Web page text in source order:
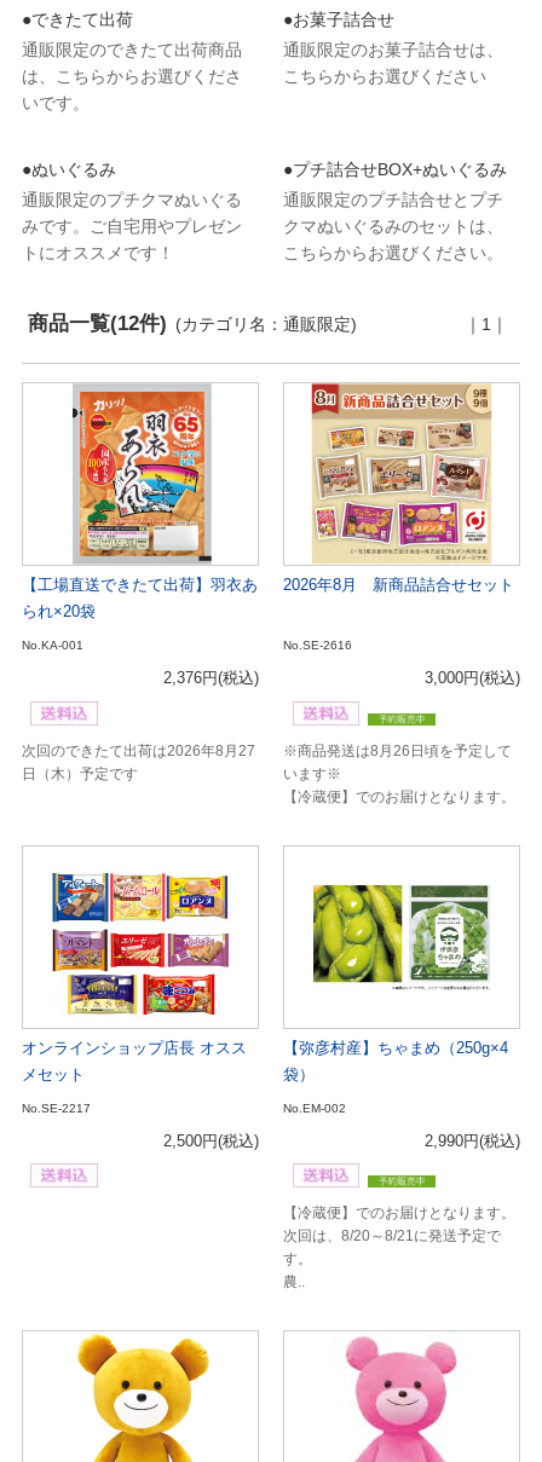
●できたて出荷
通販限定のできたて出荷商品
は、こちらからお選びくださ
いです。
●お菓子詰合せ
通販限定のお菓子詰合せは、
こちらからお選びください
●ぬいぐるみ
通販限定のプチクマぬいぐる
みです。ご自宅用やプレゼン
トにオススメです！
●プチ詰合せBOX+ぬいぐるみ
通販限定のプチ詰合せとプチ
クマぬいぐるみのセットは、
こちらからお選びください。
商品一覧(12件) ｜1｜
(カテゴリ名：通販限定)
【工場直送できたて出荷】羽衣あ
られ×20袋
No.KA-001
2,376円(税込)
次回のできたて出荷は2026年8月27
日（木）予定です
2026年8月 新商品詰合せセット
No.SE-2616
3,000円(税込)
※商品発送は8月26日頃を予定して
います※
【冷蔵便】でのお届けとなります。
オンラインショップ店長 オスス
メセット
No.SE-2217
2,500円(税込)
【弥彦村産】ちゃまめ（250g×4
袋）
No.EM-002
2,990円(税込)
【冷蔵便】でのお届けとなります。
次回は、8/20～8/21に発送予定で
す。
農..